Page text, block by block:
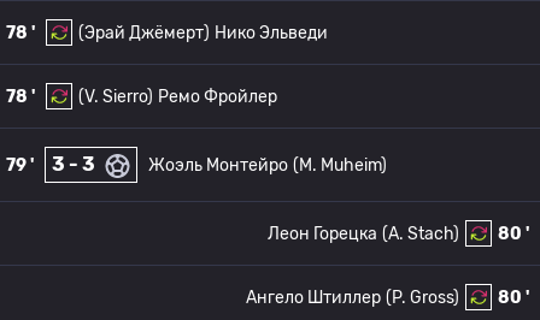
78 ' (Эрай Джёмерт) Нико Эльведи
78 ' (V. Sierro) Ремо Фройлер
79 ' 3 - 3 Жоэль Монтейро (M. Muheim)
80 '
(A. Stach)
Леон Горецка
80 '
(P. Gross)
Ангело Штиллер